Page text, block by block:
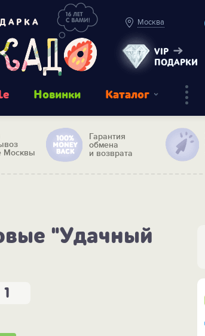
Москва
VIP
ПОДАРКИ
Новинки Каталог
Москвы
Гарантия
обмена
и возврата
"Удачный